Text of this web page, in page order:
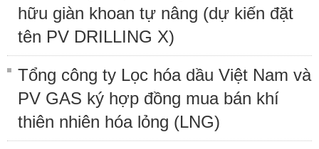
hữu giàn khoan tự nâng (dự kiến đặt
tên PV DRILLING X)
Tổng công ty Lọc hóa dầu Việt Nam và
PV GAS ký hợp đồng mua bán khí
thiên nhiên hóa lỏng (LNG)